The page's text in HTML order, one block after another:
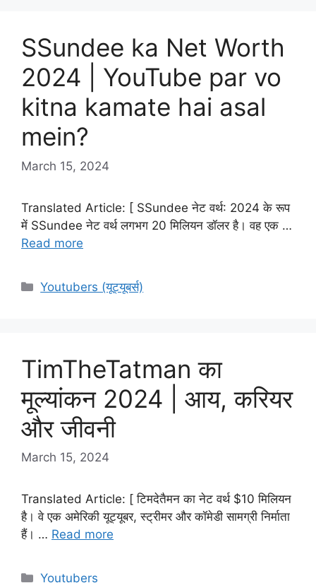
SSundee ka Net Worth
2024 | YouTube par vo
kitna kamate hai asal
mein?
March 15, 2024
Translated Article: [ SSundee नेट वर्थ: 2024 के रूप
में SSundee नेट वर्थ लगभग 20 मिलियन डॉलर है। वह एक …
Read more
Categories
Youtubers (यूट्यूबर्स)
TimTheTatman का
मूल्यांकन 2024 | आय, करियर
और जीवनी
March 15, 2024
Translated Article: [ टिमदेतैमन का नेट वर्थ $10 मिलियन
है। वे एक अमेरिकी यूट्यूबर, स्ट्रीमर और कॉमेडी सामग्री निर्माता
हैं। … Read more
Categories
Youtubers